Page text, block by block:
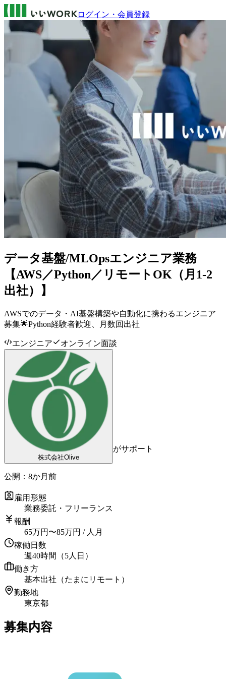
ログイン・会員登録
データ基盤/MLOpsエンジニア業務
【AWS／Python／リモートOK（月1-2
出社）】
AWSでのデータ・AI基盤構築や自動化に携わるエンジニア
募集🌟Python経験者歓迎、月数回出社
エンジニア オンライン面談
株式会社Olive
がサポート
公開： 8か月前
雇用形態
業務委託・フリーランス
報酬
65万円 〜85万円 / 人月
稼働日数
週40時間（5人日）
働き方
基本出社（たまにリモート）
勤務地
東京都
募集内容